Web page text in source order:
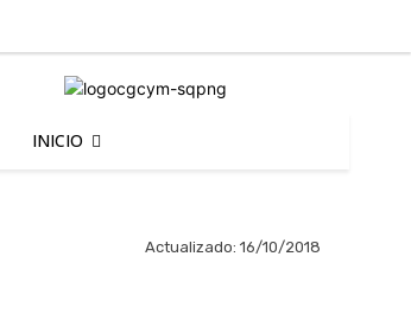
INICIO
Actualizado: 16/10/2018